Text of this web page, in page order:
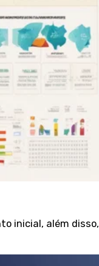
inicial, além disso,